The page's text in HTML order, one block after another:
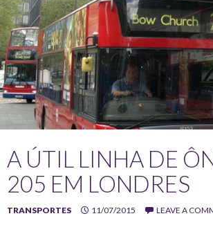
A ÚTIL LINHA DE
205 EM LONDRES
TRANSPORTES 11/07/2015 LEAVE A